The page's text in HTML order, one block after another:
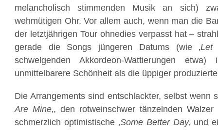
melancholisch stimmenden Musik an sich)
wehmütigen Ohr. Vor allem auch, wenn man die
der letztjährigen Tour ohnedies verpasst hat –
gerade die Songs jüngeren Datums (wie ‚
schwelgenden Akkordeon-Wattierungen
unmittelbarere Schönheit als die üppiger
Die Arrangements sind entschlackter, selbst wenn
Are Mine‚, den rotweinschwer tänzelnden Walzer
schmerzlich optimistische ‚Some Better Day‚ und